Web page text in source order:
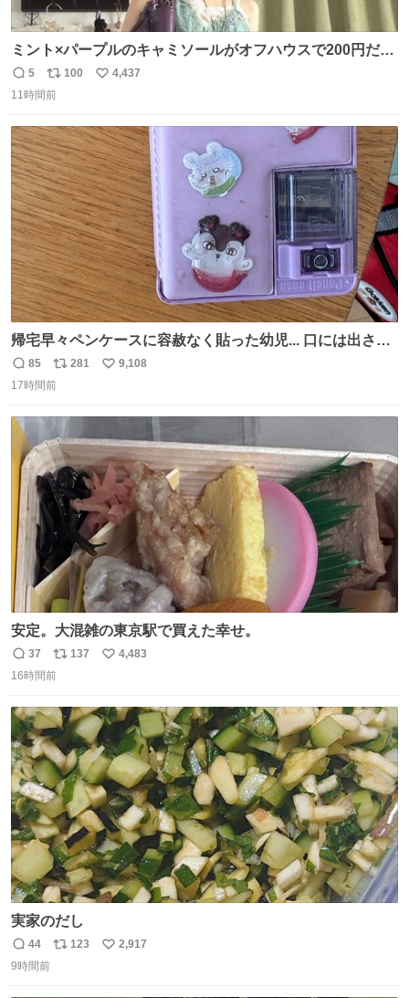
ミント×パープルのキャミソールがオフハウスで200円だっ
た♩
返
信
5
リ
ポ
ト
数
100
い
数
4,437
11時間前
帰宅早々ペンケースに容赦なく貼った幼児... 口には出さぬ
が勿体無い精神で心がざわつく.....ッ
返
信
85
リ
ポ
ト
数
281
い
9,108
17時間前
安定。大混雑の東京駅で買えた幸せ。
返
信
37
リ
ポ
ト
数
137
い
数
4,483
16時間前
実家のだし
返
信
44
リ
123
い
2,917
9時間前